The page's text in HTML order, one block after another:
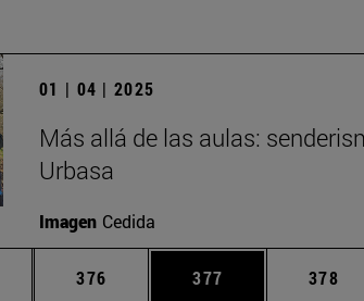
01 | 04 | 2025
Más allá de las aulas:
Urbasa
Imagen Cedida
Páginas intermedias Use TAB para desplazarse.
Página
376 Página
377 Página
378